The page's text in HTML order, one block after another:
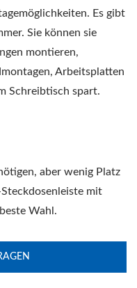
Es gibt
Sie können sie
montieren,
Arbeitsplatten
Schreibtisch spart.
aber wenig Platz
mit
Wahl.